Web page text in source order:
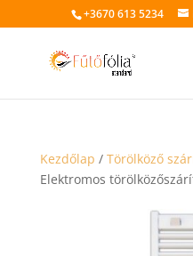
+3670 613 5234
Kezdőlap / Törölköző
Elektromos